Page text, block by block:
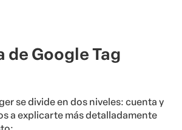
Google Tag
se divide en dos niveles: cuenta y
a explicarte más detalladamente